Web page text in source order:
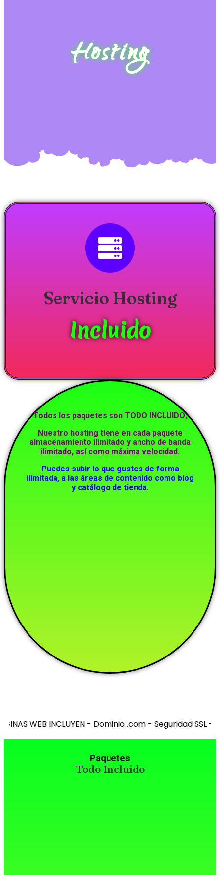
Hosting
Servicio Hosting
Incluido
Todos los paquetes son TODO INCLUIDO;
Nuestro hosting tiene en cada paquete
almacenamiento ilimitado y ancho de banda
ilimitado, así como máxima velocidad.
Puedes subir lo que gustes de forma
ilimitada, a las áreas de contenido como blog
y catálogo de tienda.
WEB INCLUYEN - Dominio .com - Seguridad SSL -
Paquetes
Todo Incluido